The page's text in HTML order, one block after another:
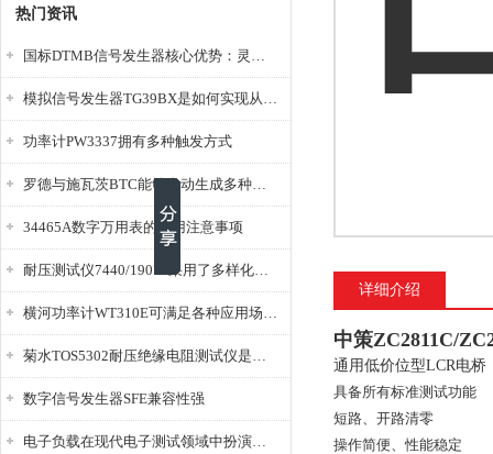
热门资讯
国标DTMB信号发生器核心优势：灵活性与准确性的结合
模拟信号发生器TG39BX是如何实现从直流到交流的波形转换?
功率计PW3337拥有多种触发方式
罗德与施瓦茨BTC能够自动生成多种音视频信号
34465A数字万用表的使用注意事项
耐压测试仪7440/19073采用了多样化的功能设计
横河功率计WT310E可满足各种应用场景的需求
菊水TOS5302耐压绝缘电阻测试仪是种重要的电气安全检测设备
数字信号发生器SFE兼容性强
电子负载在现代电子测试领域中扮演着重要的角色
详细介绍
中策ZC2811C/
通用低价位型LCR电桥
具备所有标准测试功能
短路、开路清零
操作简便、性能稳定